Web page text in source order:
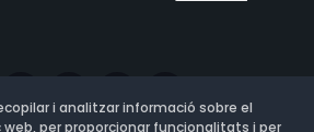
i analitzar informació sobre el
web, per proporcionar funcionalitats i per